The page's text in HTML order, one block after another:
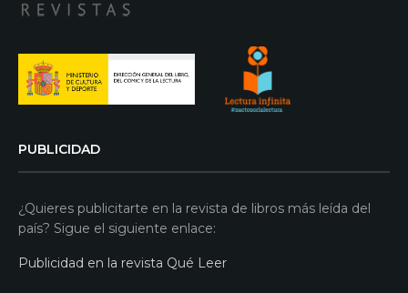
PUBLICIDAD
¿Quieres publicitarte en la revista de libros más leída del
país? Sigue el siguiente enlace:
Publicidad en la revista Qué Leer